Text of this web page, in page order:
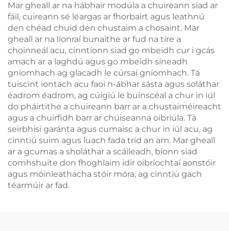
Mar gheall ar na hábhair modúla a chuireann siad ar
fáil, cuireann sé léargas ar fhorbairt agus leathnú
den chéad chuid den chustaim a chosaint. Mar
gheall ar na líonraí bunaithe ar fud na tíre a
choinneál acu, cinntíonn siad go mbeidh cur i gcás
amach ar a laghdú agus go mbeidh síneadh
gníomhach ag glacadh le cúrsaí gníomhach. Tá
tuiscint iontach acu faoi n-ábhar sásta agus soláthar
éadrom éadrom, ag cúigiú le buinscéal a chur in iúl
do pháirtithe a chuireann barr ar a chustaiméireacht
agus a chuirfidh barr ar chúiseanna oibriúla. Tá
seirbhísí garánta agus cumaisc a chur in iúl acu, ag
cinntiú suim agus luach fada tríd an am. Mar gheall
ar a gcumas a sholáthar a scáileadh, bíonn siad
comhshuite don fhoghlaim idir oibríochtaí aonstóir
agus móinleathacha stóir móra, ag cinntiú gach
téarmúir ar fad.